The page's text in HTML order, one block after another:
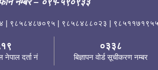
| ९८५८४८७०९५ | ९८५८४८८०२३ |
नेपाल दर्ता नं
०३३८
बिज्ञापन वोर्ड सूचीकरण नम्बर